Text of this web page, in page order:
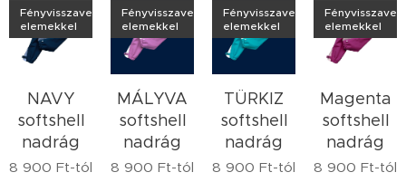
NAVY
softshell
nadrág
Fényvisszaverő
elemekkel
8 900 Ft-tól
MÁLYVA
softshell
nadrág
Fényvisszaverő
elemekkel
8 900 Ft-tól
TÜRKIZ
softshell
nadrág
Fényvisszaverő
elemekkel
8 900 Ft-tól
Magenta
softshell
nadrág
elemekkel
8 900 Ft-tól